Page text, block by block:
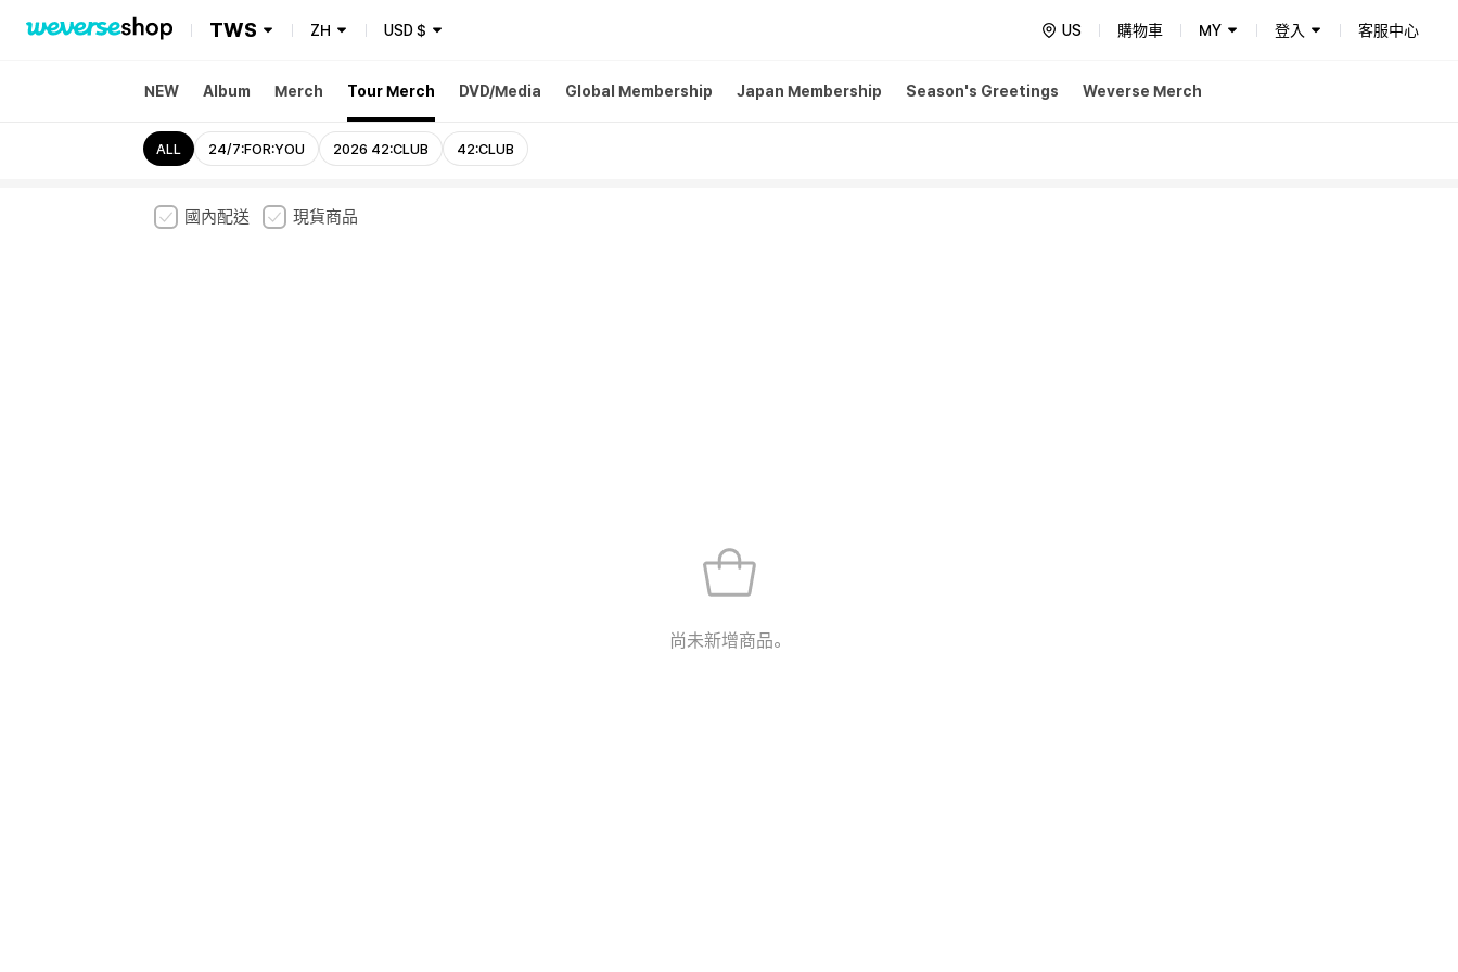
TWS ZH USD$ US 購物車 MY 登入 客服中心
NEW Album Merch Tour Merch DVD/Media Global Membership Japan Membership Season's Greetings Weverse Merch
ALL 24/7:FOR:YOU 2026 42:CLUB 42:CLUB
國內配送 現貨商品
尚未新增商品。